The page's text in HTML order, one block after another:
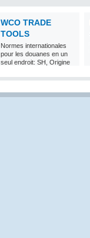
WCO TRADE
TOOLS
Normes internationales
pour les douanes en un
seul endroit: SH, Origine